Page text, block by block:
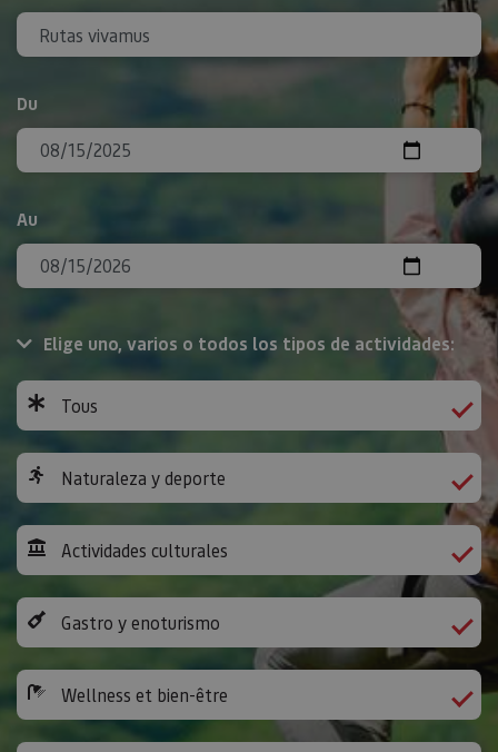
Du
Au
Elige uno, varios o todos los tipos de actividades:
Tous
Naturaleza y deporte
Actividades culturales
Gastro y enoturismo
Wellness et bien-être